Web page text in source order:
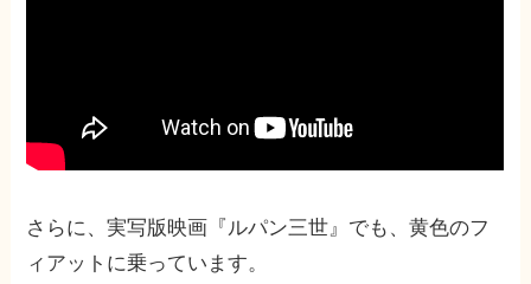
さらに、実写版映画『ルパン三世』でも、黄色のフ
ィアットに乗っています。